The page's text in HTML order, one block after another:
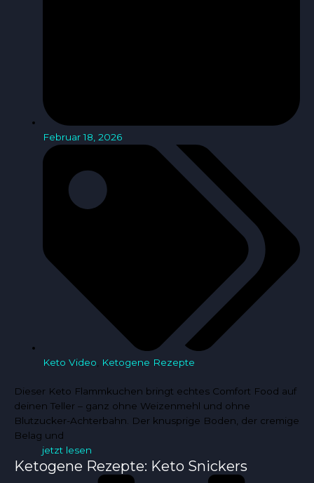
Februar 18, 2026
Keto Video Ketogene Rezepte
Dieser Keto Flammkuchen bringt echtes Comfort Food auf
deinen Teller – ganz ohne Weizenmehl und ohne
Blutzucker-Achterbahn. Der knusprige Boden, der cremige
Belag und
jetzt lesen
Ketogene Rezepte: Keto Snickers